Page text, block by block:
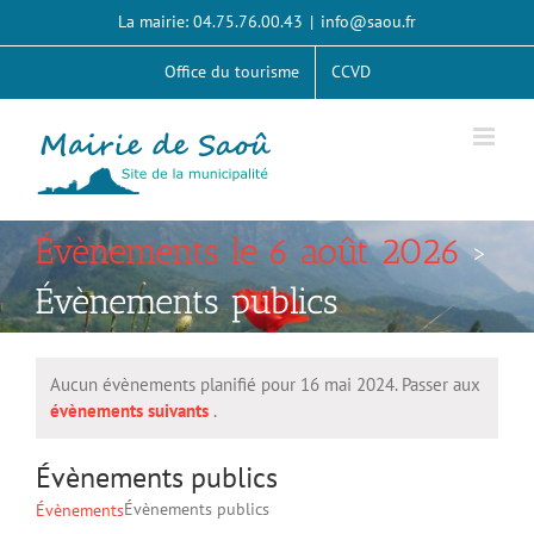
La mairie: 04.75.76.00.43 | info@saou.fr
Office du tourisme CCVD
Évènements le 6 août 2026›
Évènements publics
Notice
Aucun évènements planifié pour 16 mai 2024. Passer aux
évènements suivants .
Évènements publics
ÉvènementsÉvènements publics